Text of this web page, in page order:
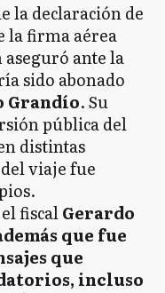
la declaración de
la firma aérea
ante la
sido abonado
Grandío. Su
pública del
distintas
viaje fue
fiscalGerardo
que fue
que
incluso